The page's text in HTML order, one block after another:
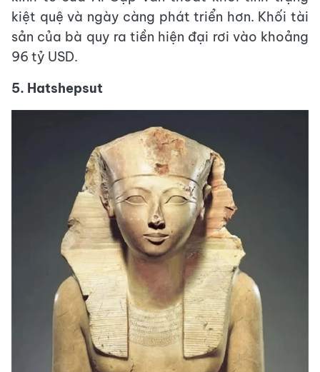
kiệt quệ và ngày càng phát triển hơn. Khối tài
sản của bà quy ra tiền hiện đại rơi vào khoảng
96 tỷ USD.
5. Hatshepsut